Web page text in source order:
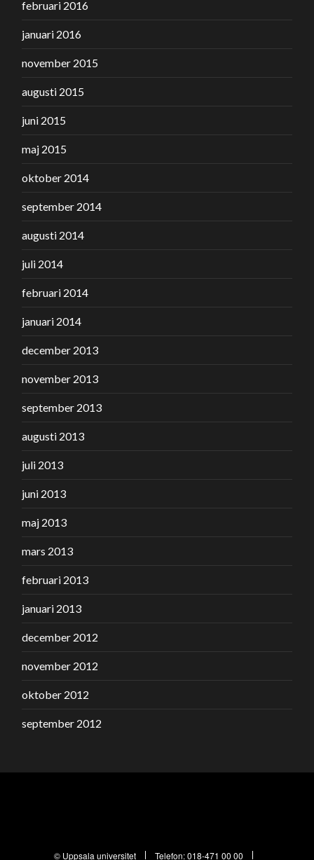
februari 2016
januari 2016
november 2015
augusti 2015
juni 2015
maj 2015
oktober 2014
september 2014
augusti 2014
juli 2014
februari 2014
januari 2014
december 2013
november 2013
september 2013
augusti 2013
juli 2013
juni 2013
maj 2013
mars 2013
februari 2013
januari 2013
december 2012
november 2012
oktober 2012
september 2012
© Uppsala universitet Telefon:018-471 00 00